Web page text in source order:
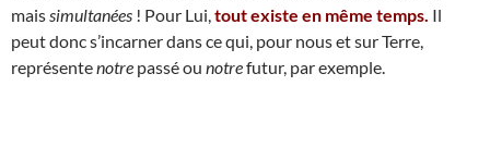
mais simultanées ! Pour Lui, tout existe en même temps. Il
peut donc s’incarner dans ce qui, pour nous et sur Terre,
représentenotre passé ou notrefutur, par exemple.